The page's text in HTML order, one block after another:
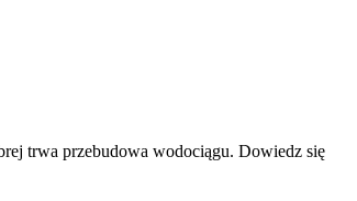
trwa przebudowa wodociągu. Dowiedz się